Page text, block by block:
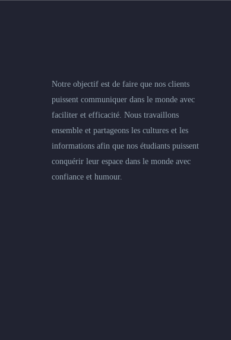
Notre objectif est de faire que nos clients
puissent communiquer dans le monde avec
faciliter et efficacité. Nous travaillons
ensemble et partageons les cultures et les
informations afin que nos étudiants puissent
conquérir leur espace dans le monde avec
confiance et humour.